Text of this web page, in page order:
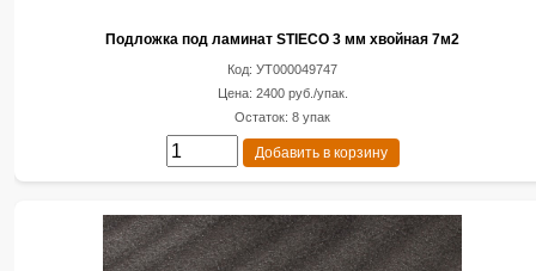
Подложка под ламинат STIECO 3 мм хвойная 7м2
Код: УТ000049747
Цена: 2400 руб./упак.
Остаток: 8 упак
Добавить в корзину